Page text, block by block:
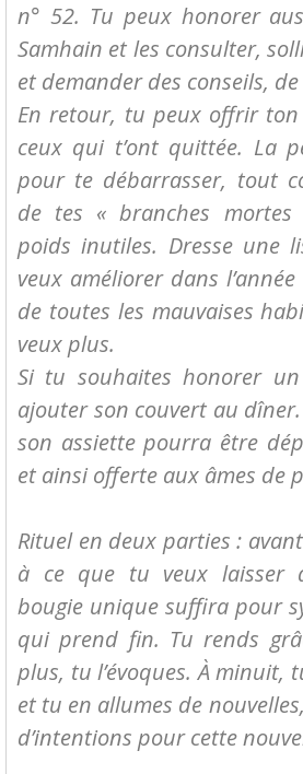
n° 52. Tu peux honorer
Samhain et les consulter,
et demander des conseils,
En retour, tu peux offrir
ceux qui t’ont quittée. La
pour te débarrasser, tout
de tes « branches mortes
poids inutiles. Dresse une
veux améliorer dans
de toutes les mauvaises
veux plus.
Si tu souhaites honorer
ajouter son couvert au
son assiette pourra être
et ainsi offerte aux âmes de
Rituel en deux parties :
à ce que tu veux laisser
bougie unique suffira pour
qui prend fin. Tu rends
plus, tu l’évoques. À minuit,
et tu en allumes de
d’intentions pour cette